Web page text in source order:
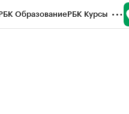
ОбразованиеРБК Курсы